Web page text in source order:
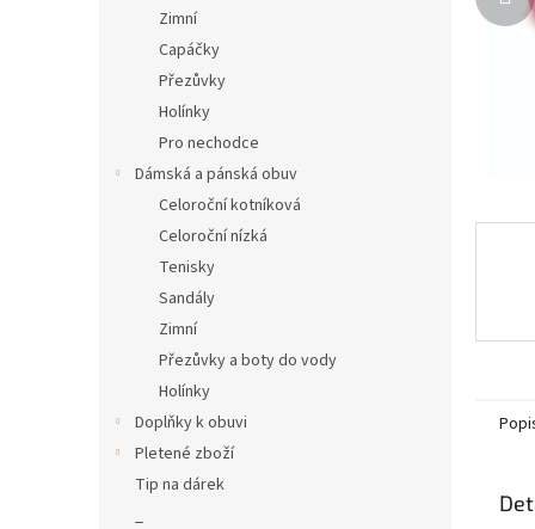
Zimní
Capáčky
Přezůvky
Holínky
Pro nechodce
Dámská a pánská obuv
Celoroční kotníková
Celoroční nízká
Tenisky
Sandály
Zimní
Přezůvky a boty do vody
Holínky
Doplňky k obuvi
Pletené zboží
Tip na dárek
_